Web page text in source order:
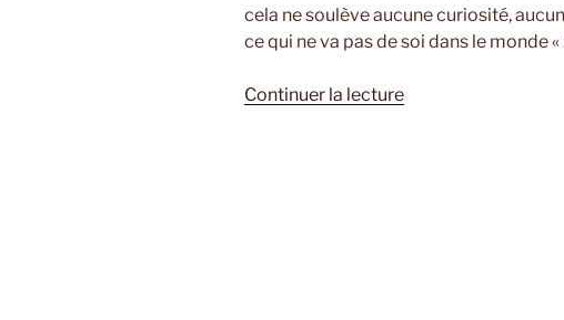
cela ne soulève aucune curiosité,
ce qui ne va pas de soi dans le monde «
Continuer la lecturede